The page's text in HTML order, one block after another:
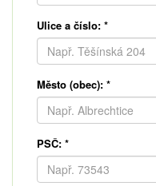
Ulice a číslo: *
Město (obec): *
PSČ: *